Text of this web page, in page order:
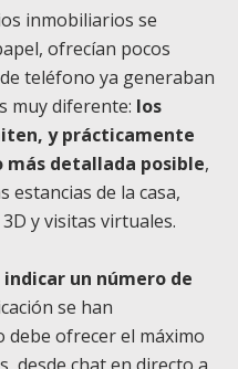
inmobiliarios se
ofrecían pocos
teléfono ya generaban
muy diferente: los
y prácticamente
detallada posible,
estancias de la casa,
y visitas virtuales.
un número de
se han
ofrecer el máximo